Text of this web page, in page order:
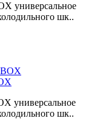
универсальное
шк..
универсальное
шк..